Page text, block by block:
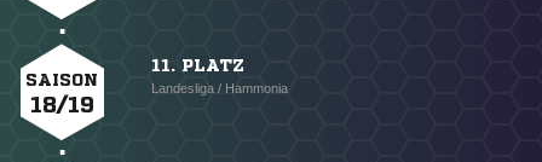
SAISON
18/19
11. PLATZ
Landesliga / Hammonia